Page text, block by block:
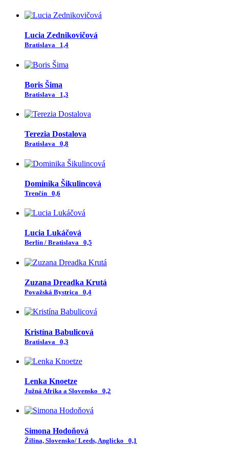
Lucia Zednikovičová
Bratislava 1,4
Boris Šima
Bratislava 1,3
Terezia Dostalova
Bratislava 0,8
Dominika Šikulincová
Trenčín 0,6
Lucia Lukáčová
Berlín / Bratislava 0,5
Zuzana Dreadka Krutá
Považská Bystrica 0,4
Kristína Babulicová
Bratislava 0,3
Lenka Knoetze
Južná Afrika a Slovensko 0,2
Simona Hodoňová
Žilina, Slovensko/ Leeds, Anglicko 0,1